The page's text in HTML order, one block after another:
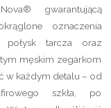
gwarantującą
oznaczenia
połysk tarcza oraz
męskim zegarkom
w każdym detalu – od
szkła, po